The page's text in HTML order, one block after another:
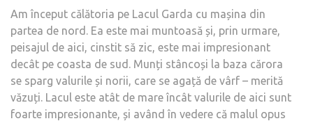
Am început călătoria pe Lacul Garda cu mașina din
partea de nord. Ea este mai muntoasă și, prin urmare,
peisajul de aici, cinstit să zic, este mai impresionant
decât pe coasta de sud. Munți stâncoși la baza cărora
se sparg valurile și norii, care se agață de vârf – merită
văzuți. Lacul este atât de mare încât valurile de aici sunt
foarte impresionante, și având în vedere că malul opus